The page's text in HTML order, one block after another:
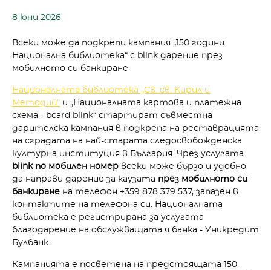
8 юни 2026
Всеки може да подкрепи кампания „150 години
Национална библиотека“ с blink дарение през
мобилното си банкиране
Националната библиотека „Св. св. Кирил и
Методий“ и „Националната картова и платежна
схема - bcard blink“ стартират съвместна
дарителска кампания в подкрепа на реставрацията
на сградата на най-старата следосвобожденска
културна институция в България. Чрез услугата
blink по мобилен номер всеки може бързо и удобно
да направи дарение за каузата през мобилното си
банкиране на телефон +359 878 379 537, запазен в
контактите на телефона си. Националната
библиотека е регистрирана за услугата
благодарение на обслужващата я банка - Уникредит
Булбанк.
Кампанията е посветена на предстоящата 150-